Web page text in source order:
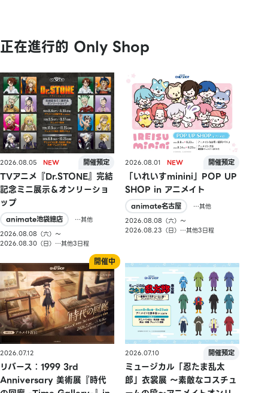
正在進行的 Only Shop
2026.08.05
TVアニメ『Dr.STONE』完結
記念ミニ展示＆オンリーショ
ップ
animate池袋總店
…其他
2026.08.08（六）〜
2026.08.30（日）…其他3日程
2026.08.01
「いれいすminini」POP UP
SHOP in アニメイト
animate名古屋
…其他
2026.08.08（六）〜
2026.08.23（日）…其他3日程
2026.07.12
リバース：1999 3rd
Anniversary 美術展『時代
2026.07.10
ミュージカル「忍たま乱太
郎」衣裳展 ～素敵なコスチュ